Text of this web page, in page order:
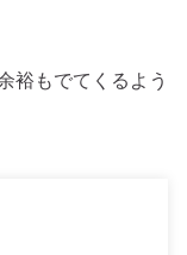
裕もでてくるよう